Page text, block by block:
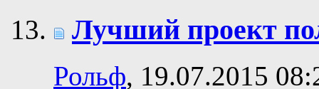
Лучший проект
Рольф, 19.07.2015